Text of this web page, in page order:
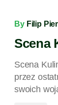
By Filip
Scena
Scena
przez
swoich